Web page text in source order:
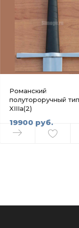
Романский
полутороручный тип
XIIIa(2)
19900 руб.